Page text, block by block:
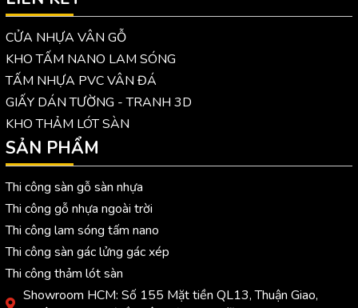
CỬA NHỰA VÂN GỖ
KHO TẤM NANO LAM SÓNG
TẤM NHỰA PVC VÂN ĐÁ
GIẤY DÁN TƯỜNG - TRANH 3D
KHO THẢM LÓT SÀN
SẢN PHẨM
Thi công sàn gỗ sàn nhựa
Thi công gỗ nhựa ngoài trời
Thi công lam sóng tấm nano
Thi công sàn gác lửng gác xép
Thi công thảm lót sàn
Showroom HCM: Số 155 Mặt tiền QL13, Thuận Giao,